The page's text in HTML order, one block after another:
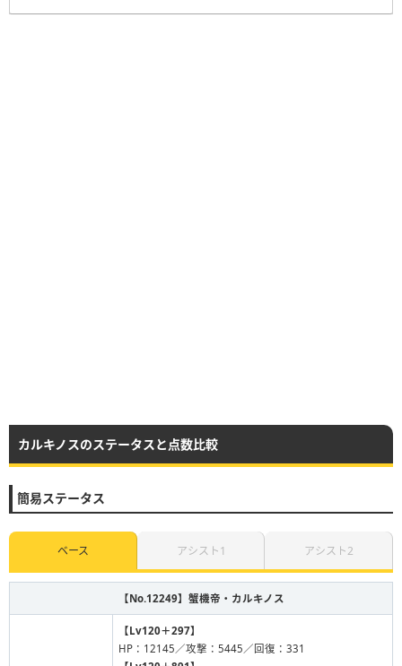
カルキノスのステータスと点数比較
簡易ステータス
ベース アシスト1 アシスト2
【No.12249】 蟹機帝・カルキノス
【Lv120＋297】
HP：12145／攻撃：5445／回復：331